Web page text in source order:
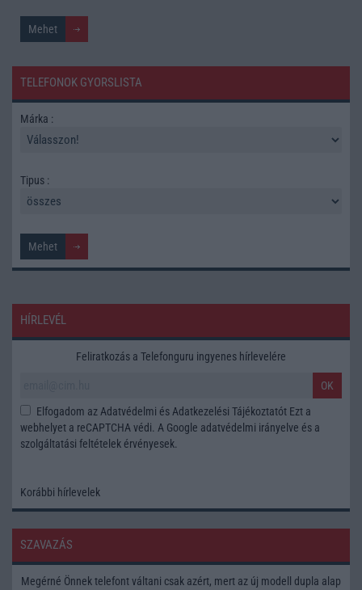
TELEFONOK GYORSLISTA
Márka :
Tipus :
HÍRLEVÉL
Feliratkozás a Telefonguru ingyenes hírlevelére
OK
Elfogadom azAdatvédelmi és Adatkezelési Tájékoztatót Ezt a
webhelyet a reCAPTCHA védi. A Google adatvédelmi irányelve és a
szolgáltatási feltételek érvényesek.
Korábbi hírlevelek
SZAVAZÁS
Megérné Önnek telefont váltani csak azért, mert az új modell dupla alap